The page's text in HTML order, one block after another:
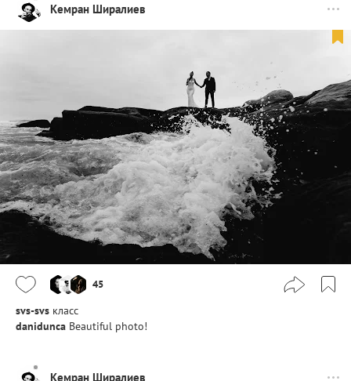
Кемран Ширалиев
45
svs-svs класс
danidunca Beautiful photo!
Кемран Ширалиев